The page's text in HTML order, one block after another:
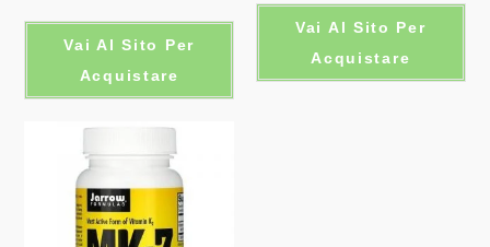
Vai Al Sito Per
Acquistare
Vai Al Sito Per
Acquistare